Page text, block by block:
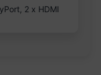
2 x HDMI